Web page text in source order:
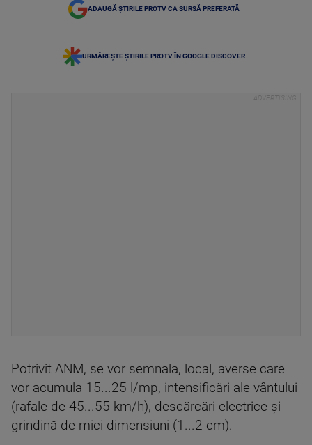
ADAUGĂ ȘTIRILE PROTV CA SURSĂ PREFERATĂ
URMĂREȘTE ȘTIRILE PROTV ÎN GOOGLE DISCOVER
Potrivit ANM, se vor semnala, local, averse care
vor acumula 15...25 l/mp, intensificări ale vântului
(rafale de 45...55 km/h), descărcări electrice şi
grindină de mici dimensiuni (1...2 cm).